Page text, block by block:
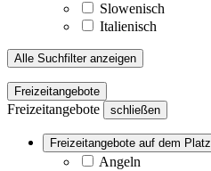
Slowenisch
Italienisch
Alle Suchfilter anzeigen
Freizeitangebote
Freizeitangebote schließen
Freizeitangebote auf dem Platz
Angeln